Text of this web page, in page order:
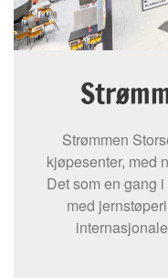
Strømmen
kjøpesenter, med
Det som en gang
med